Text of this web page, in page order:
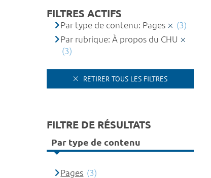
FILTRES ACTIFS
Par type de contenu: Pages
(3)
Par rubrique: À propos du CHU
(3)
RETIRER TOUS LES FILTRES
FILTRE DE RÉSULTATS
Par type de contenu
Pages (3)